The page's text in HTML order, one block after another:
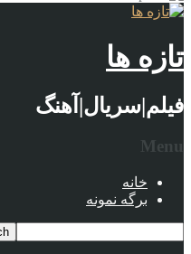
تازه ها
فیلم|سریال|آهنگ
Menu
خانه
برگه نمونه